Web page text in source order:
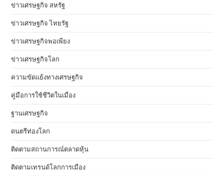
ข่าวเศรษฐกิจ สหรัฐ
ข่าวเศรษฐกิจ ไทยรัฐ
ข่าวเศรษฐกิจพอเพียง
ข่าวเศรษฐกิจโลก
ความขัดแย้งทางเศรษฐกิจ
คู่มือการใช้ชีวิตในเมือง
ฐานเศรษฐกิจ
ดนตรีท่องโลก
ติดตามสถานการณ์ตลาดหุ้น
ติดตามเทรนด์โลกการเมือง